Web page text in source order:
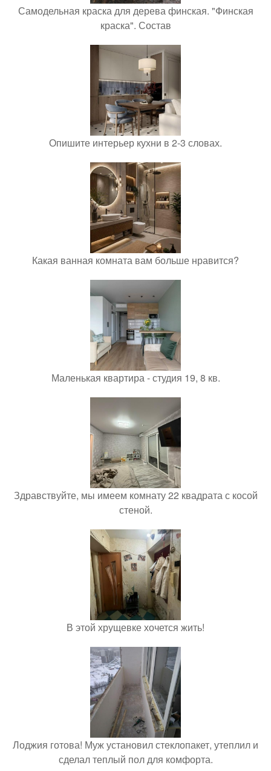
Самодельная краска для дерева финская. "Финская
краска". Состав
Опишите интерьер кухни в 2-3 словах.
Какая ванная комната вам больше нравится?
Маленькая квартира - студия 19, 8 кв.
Здравствуйте, мы имеем комнату 22 квадрата с косой
стеной.
В этой хрущевке хочется жить!
Лоджия готова! Муж установил стеклопакет, утеплил и
сделал теплый пол для комфорта.